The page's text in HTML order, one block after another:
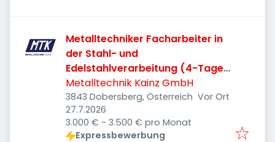
Metalltechniker Facharbeiter in
der Stahl- und
Edelstahlverarbeitung (4-Tage-
Woche)
Metalltechnik Kainz GmbH
3843 Dobersberg, Österreich Vor Ort
Veröffentlicht
27.7.2026
3.000 € - 3.500 € pro Monat
Expressbewerbung